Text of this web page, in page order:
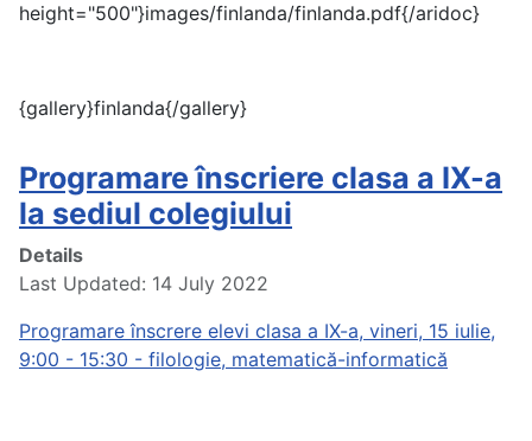
height="500"}images/finlanda/finlanda.pdf{/aridoc}
{gallery}finlanda{/gallery}
Programare înscriere clasa a IX-a
la sediul colegiului
Details
Last Updated: 14 July 2022
Programare înscrere elevi clasa a IX-a, vineri, 15 iulie,
9:00 - 15:30 - filologie, matematică-informatică